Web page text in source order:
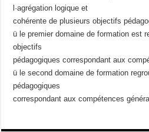
l·agrégation logique et
cohérente de plusieurs objectifs
ü le premier domaine de formation est
objectifs
pédagogiques correspondant aux
ü le second domaine de formation
pédagogiques
correspondant aux compétences